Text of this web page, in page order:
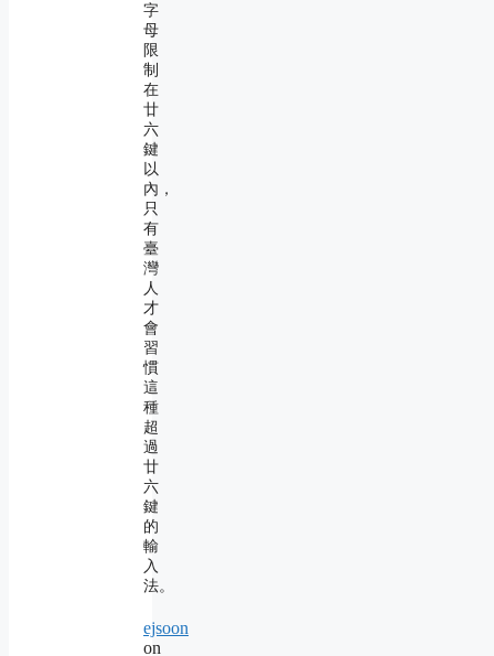
字
母
限
制
在
廿
六
鍵
以
內，
只
有
臺
灣
人
才
會
習
慣
這
種
超
過
廿
六
鍵
的
輸
入
法。
ejsoon
on